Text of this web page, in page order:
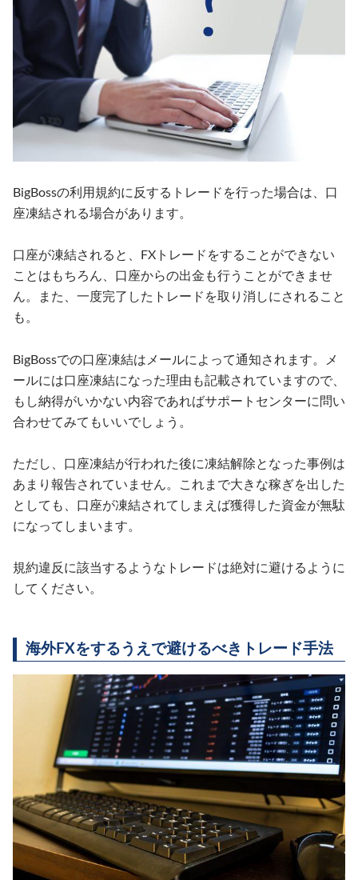
BigBossの利用規約に反するトレードを行った場合は、口
座凍結される場合があります。
口座が凍結されると、FXトレードをすることができない
ことはもちろん、口座からの出金も行うことができませ
ん。また、一度完了したトレードを取り消しにされること
も。
BigBossでの口座凍結はメールによって通知されます。メ
ールには口座凍結になった理由も記載されていますので、
もし納得がいかない内容であればサポートセンターに問い
合わせてみてもいいでしょう。
ただし、口座凍結が行われた後に凍結解除となった事例は
あまり報告されていません。これまで大きな稼ぎを出した
としても、口座が凍結されてしまえば獲得した資金が無駄
になってしまいます。
規約違反に該当するようなトレードは絶対に避けるように
してください。
海外FXをするうえで避けるべきトレード手法